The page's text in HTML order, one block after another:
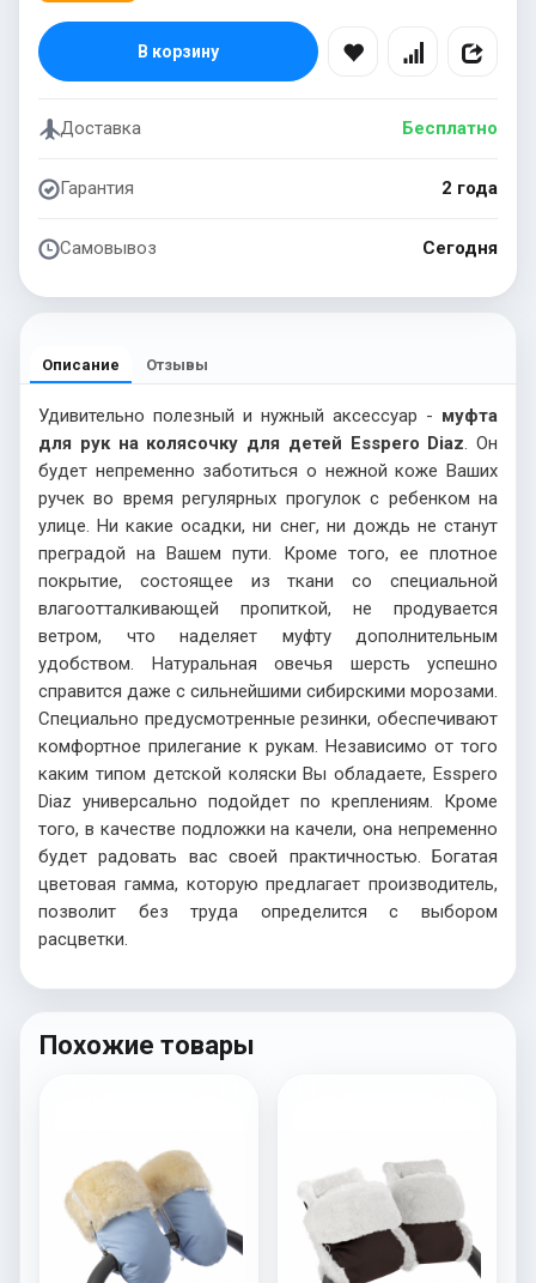
В корзину
Доставка Бесплатно
Гарантия 2 года
Самовывоз Сегодня
Описание Отзывы
Удивительно полезный и нужный аксессуар - муфта
для рук на колясочку для детей Esspero Diaz . Он
будет непременно заботиться о нежной коже Ваших
ручек во времярегулярных прогулок с ребенком на
улице. Ни какие осадки,ни снег, ни дождь не станут
преградой на Вашем пути . Кроме того, ее плотное
покрытие, состоящее из ткани со
специальной
влагоотталкивающей
пропиткой, не продувается
ветром, что наделяет муфту дополнительным
удобством. Натуральная овечья шерсть успешно
справится даже с сильнейшими сибирскими морозами
Специально предусмотренные резинки, обеспечивают
комфортное прилегание к рукам Независимо от того
каким типом детской коляски Вы обладаете, Esspero
Diaz универсально подойдет по креплениям. Кроме
того, в качестве подложки на качели,она непременно
будет радовать вас своей практичностью. Богатая
цветовая гамма, которую предлагает производитель,
позволит без труда определится свыбором
расцветки
Похожие товары